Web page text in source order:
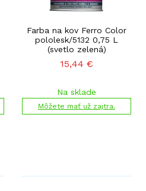
Farba na kov Ferro Color
pololesk/5132 0,75 L
(svetlo zelená)
15,44 €
Na sklade
Môžete mať už zajtra.